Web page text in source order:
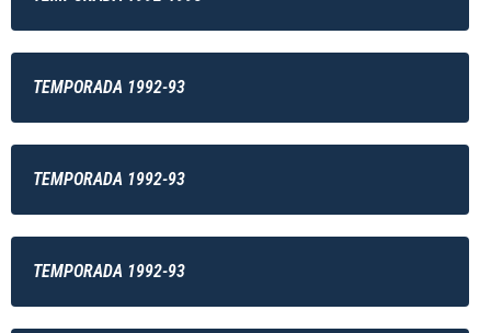
TEMPORADA 1992-93
TEMPORADA 1992-93
TEMPORADA 1992-93